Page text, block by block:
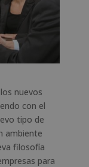
nuevos
con el
tipo de
ambiente
filosofía
para